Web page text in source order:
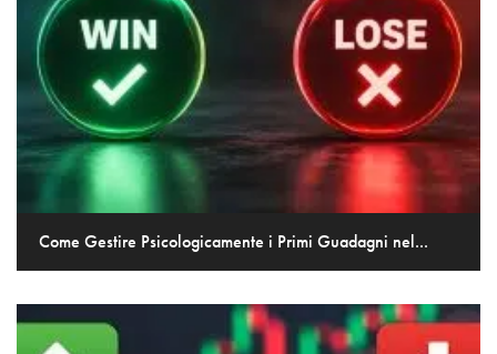
Come Gestire Psicologicamente i Primi Guadagni nel...